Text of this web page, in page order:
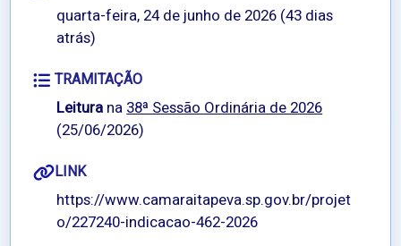
quarta-feira, 24 de junho de 2026 (43 dias
atrás)
TRAMITAÇÃO
Leitura na38ª Sessão Ordinária de 2026
(25/06/2026)
LINK
https://www.camaraitapeva.sp.gov.br/projet
o/227240-indicacao-462-2026